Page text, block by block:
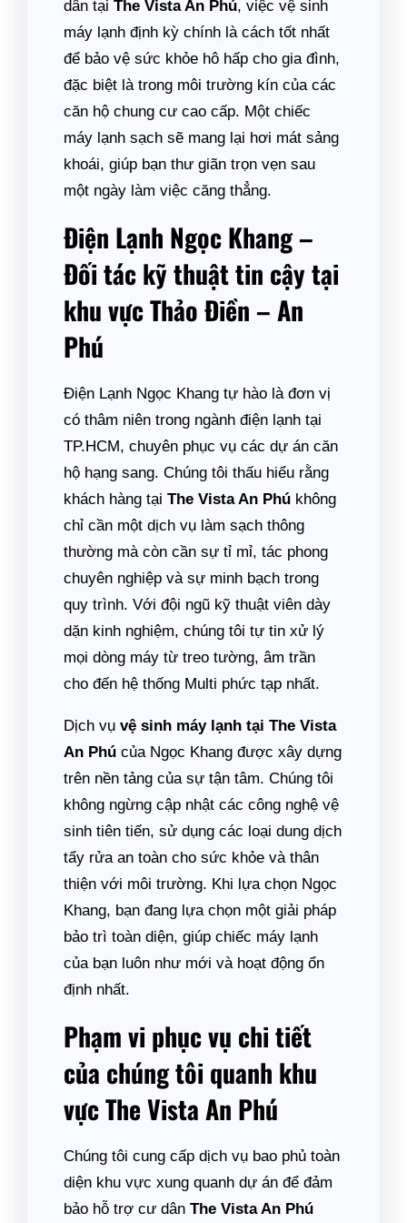
dân tại The Vista An Phú, việc vệ sinh
máy lạnh định kỳ chính là cách tốt nhất
để bảo vệ sức khỏe hô hấp cho gia đình,
đặc biệt là trong môi trường kín của các
căn hộ chung cư cao cấp. Một chiếc
máy lạnh sạch sẽ mang lại hơi mát sảng
khoái, giúp bạn thư giãn trọn vẹn sau
một ngày làm việc căng thẳng.
Điện Lạnh Ngọc Khang –
Đối tác kỹ thuật tin cậy tại
khu vực Thảo Điền – An
Phú
Điện Lạnh Ngọc Khang tự hào là đơn vị
có thâm niên trong ngành điện lạnh tại
TP.HCM, chuyên phục vụ các dự án căn
hộ hạng sang. Chúng tôi thấu hiểu rằng
khách hàng tại The Vista An Phú không
chỉ cần một dịch vụ làm sạch thông
thường mà còn cần sự tỉ mỉ, tác phong
chuyên nghiệp và sự minh bạch trong
quy trình. Với đội ngũ kỹ thuật viên dày
dặn kinh nghiệm, chúng tôi tự tin xử lý
mọi dòng máy từ treo tường, âm trần
cho đến hệ thống Multi phức tạp nhất.
Dịch vụ vệ sinh máy lạnh tại The Vista
An Phú của Ngọc Khang được xây dựng
trên nền tảng của sự tận tâm. Chúng tôi
không ngừng cập nhật các công nghệ vệ
sinh tiên tiến, sử dụng các loại dung dịch
tẩy rửa an toàn cho sức khỏe và thân
thiện với môi trường. Khi lựa chọn Ngọc
Khang, bạn đang lựa chọn một giải pháp
bảo trì toàn diện, giúp chiếc máy lạnh
của bạn luôn như mới và hoạt động ổn
định nhất.
Phạm vi phục vụ chi tiết
của chúng tôi quanh khu
vực The Vista An Phú
Chúng tôi cung cấp dịch vụ bao phủ toàn
diện khu vực xung quanh dự án để đảm
bảo hỗ trợ cư dân The Vista An Phú